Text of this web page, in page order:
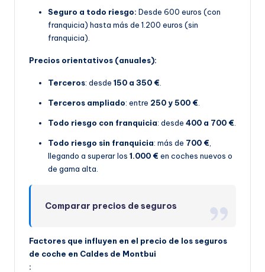
Seguro a todo riesgo: Desde 600 euros (con
franquicia) hasta más de 1.200 euros (sin
franquicia).
Precios orientativos (anuales):
Terceros: desde 150 a 350 €
Terceros ampliado: entre 250 y 500 €
Todo riesgo con franquicia: desde 400 a 700 €
Todo riesgo sin franquicia: más de 700 €
llegando a superar los 1.000 € en coches nuevos o
de gama alta.
Comparar precios de seguros
Factores que influyen en el precio de los seguros
de coche en Caldes de Montbui
: